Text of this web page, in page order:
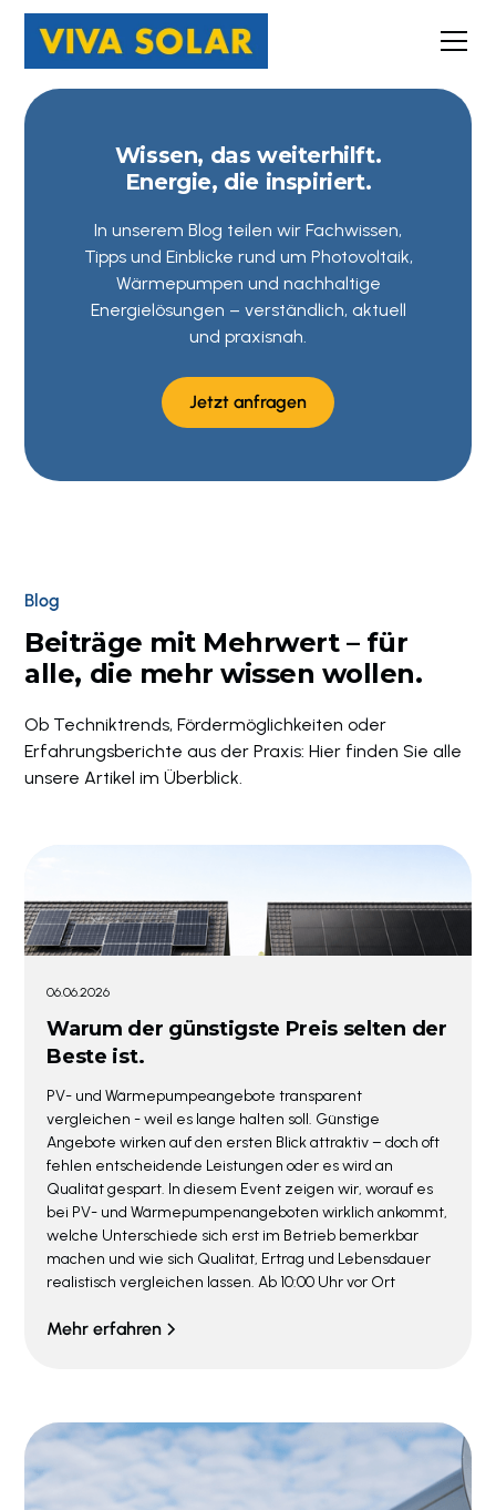
Wissen, das weiterhilft.
Energie, die inspiriert.
In unserem Blog teilen wir Fachwissen,
Tipps und Einblicke rund um Photovoltaik,
Wärmepumpen und nachhaltige
Energielösungen – verständlich, aktuell
und praxisnah.
Jetzt anfragen
Blog
Beiträge mit Mehrwert – für
alle, die mehr wissen wollen.
Ob Techniktrends, Fördermöglichkeiten oder
Erfahrungsberichte aus der Praxis: Hier finden Sie alle
unsere Artikel im Überblick.
06.06.2026
Warum der günstigste Preis selten der
Beste ist.
PV- und Wärmepumpeangebote transparent
vergleichen - weil es lange halten soll. Günstige
Angebote wirken auf den ersten Blick attraktiv – doch oft
fehlen entscheidende Leistungen oder es wird an
Qualität gespart. In diesem Event zeigen wir, worauf es
bei PV- und Wärmepumpenangeboten wirklich ankommt,
welche Unterschiede sich erst im Betrieb bemerkbar
machen und wie sich Qualität, Ertrag und Lebensdauer
realistisch vergleichen lassen. Ab 10:00 Uhr vor Ort
Mehr erfahren